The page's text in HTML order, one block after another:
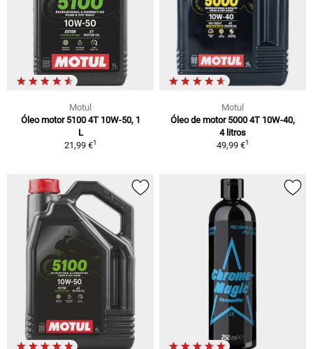
Motul
Óleo motor 5100 4T 10W-50, 1
L
21,99 €1
Motul
Óleo de motor 5000 4T 10W-40,
4 litros
49,99 €1